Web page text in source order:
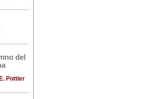
del
Pottier